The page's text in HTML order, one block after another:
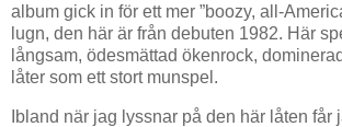
album gick in för ett mer ”boozy, all-
lugn, den här är från debuten 1982. Här
långsam, ödesmättad ökenrock,
låter som ett stort munspel.
Ibland när jag lyssnar på den här låten får